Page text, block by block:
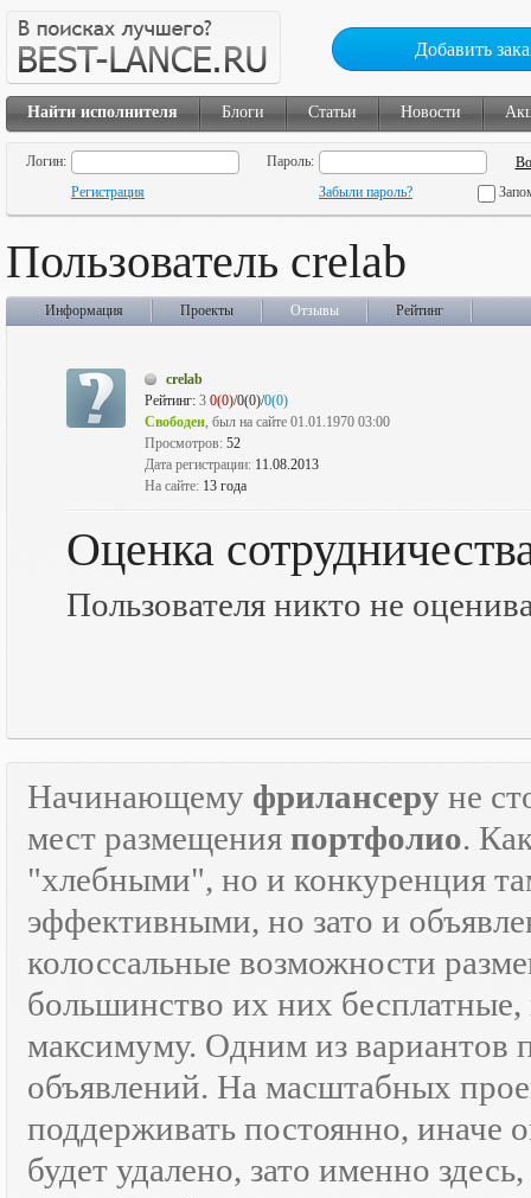
Добавить
Найти исполнителя Блоги Статьи Новости
Логин:
Пароль:
Регистрация
Забыли пароль?
Пользователь crelab
Информация Проекты Отзывы Рейтинг
crelab
Рейтинг: 3 0(0)/0(0)/0(0)
Свободен, был на сайте 01.01.1970 03:00
Просмотров: 52
Дата регистрации: 11.08.2013
На сайте: 13 года
Оценка
Пользователя никто не
Начинающему фрилансеру не
мест размещения портфолио.
"хлебными", но и конкуренция
эффективными, но зато и
колоссальные возможности
большинство их них
максимуму. Одним из вариантов
объявлений. На масштабных
поддерживать постоянно, иначе
будет удалено, зато именно